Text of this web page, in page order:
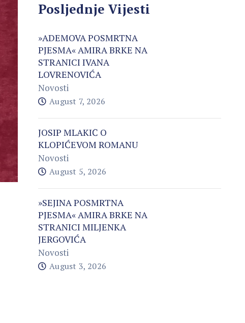
Posljednje Vijesti
»ADEMOVA POSMRTNA
PJESMA« AMIRA BRKE NA
STRANICI IVANA
LOVRENOVIĆA
Novosti
August 7, 2026
JOSIP MLAKIĆ O
KLOPIĆEVOM ROMANU
Novosti
August 5, 2026
»SEJINA POSMRTNA
PJESMA« AMIRA BRKE NA
STRANICI MILJENKA
JERGOVIĆA
Novosti
August 3, 2026